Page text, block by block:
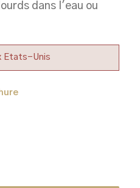
dans l'eau ou
Etats-Unis